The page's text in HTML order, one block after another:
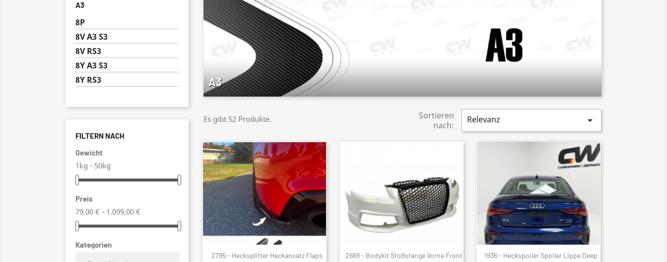
A3
8P
8V A3 S3
8V RS3
8Y A3 S3
8Y RS3
FILTERN NACH
Gewicht
1kg - 50kg
Preis
79,00 € - 1.099,00 €
Kategorien
A3
Es gibt 52 Produkte.
Sortieren
nach:
Relevanz 
2795 - Hecksplitter Heckansatz Flaps
Schnellansicht
2669 - Bodykit Stoßstange Vorne Front
Schnellansicht
1936 - Heckspoiler Spoiler Lippe Deep
Schnellansicht